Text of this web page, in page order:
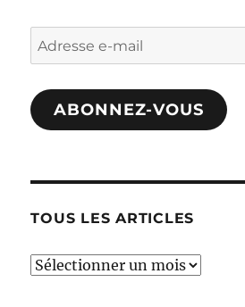
Adresse
e-
mail
ABONNEZ-VOUS
TOUS LES ARTICLES
TOUS